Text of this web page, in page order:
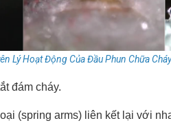
Lý Hoạt Động Của Đầu Phun Chữa
đám cháy.
(spring arms) liên kết lại với